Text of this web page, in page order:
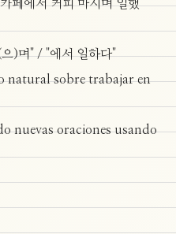
페에서 커피 마시며 일했
)며" / "에서 일하다"
natural sobre trabajar en
nuevas oraciones usando